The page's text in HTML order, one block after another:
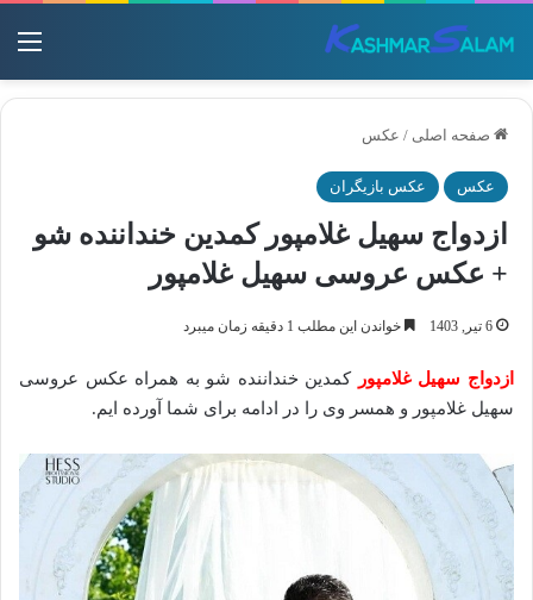
صفحه اصلی / عکس
عکس عکس بازیگران
ازدواج سهیل غلامپور کمدین خنداننده شو
+ عکس عروسی سهیل غلامپور
6 تیر, 1403 خواندن این مطلب 1 دقیقه زمان میبرد
ازدواج سهیل غلامپور کمدین خنداننده شو به همراه عکس عروسی
سهیل غلامپور و همسر وی را در ادامه برای شما آورده ایم.